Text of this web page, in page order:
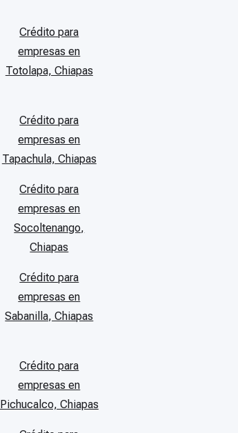
Crédito para
empresas en
Totolapa, Chiapas
Crédito para
empresas en
Tapachula, Chiapas
Crédito para
empresas en
Socoltenango,
Chiapas
Crédito para
empresas en
Sabanilla, Chiapas
Crédito para
empresas en
Pichucalco, Chiapas